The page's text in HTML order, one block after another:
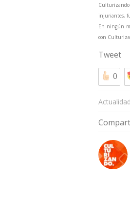
injuriantes,
En ningún
con
Tweet
0
Actualidad